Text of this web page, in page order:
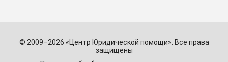
© 2009–2026 «Центр Юридической помощи». Все права
защищены